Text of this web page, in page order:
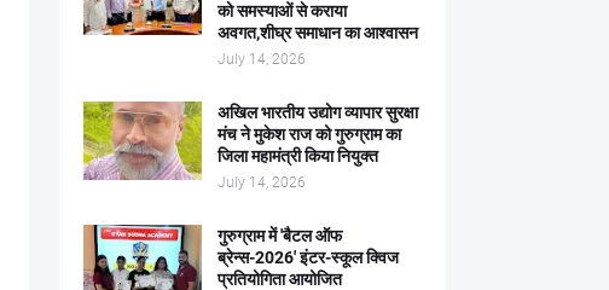
को समस्याओं से कराया
अवगत,शीघ्र समाधान का आश्वासन
July 14, 2026
अखिल भारतीय उद्योग व्यापार सुरक्षा
मंच ने मुकेश राज को गुरुग्राम का
जिला महामंत्री किया नियुक्त
July 14, 2026
गुरुग्राम में 'बैटल ऑफ
ब्रेन्स-2026' इंटर-स्कूल क्विज
प्रतियोगिता आयोजित